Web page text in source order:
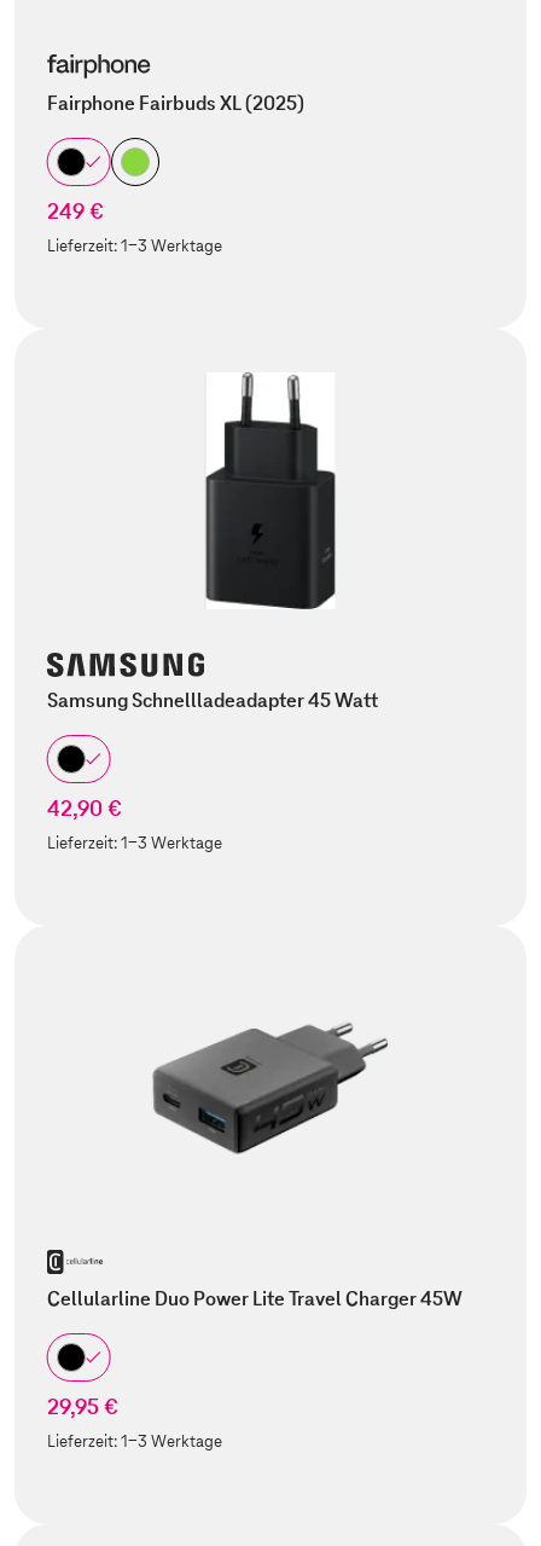
Fairphone Fairbuds XL (2025)
249 €
Lieferzeit:1-3 Werktage
Samsung Schnellladeadapter 45 Watt
42,90 €
Lieferzeit:1-3 Werktage
Cellularline Duo Power Lite Travel Charger 45W
29,95 €
Lieferzeit:1-3 Werktage